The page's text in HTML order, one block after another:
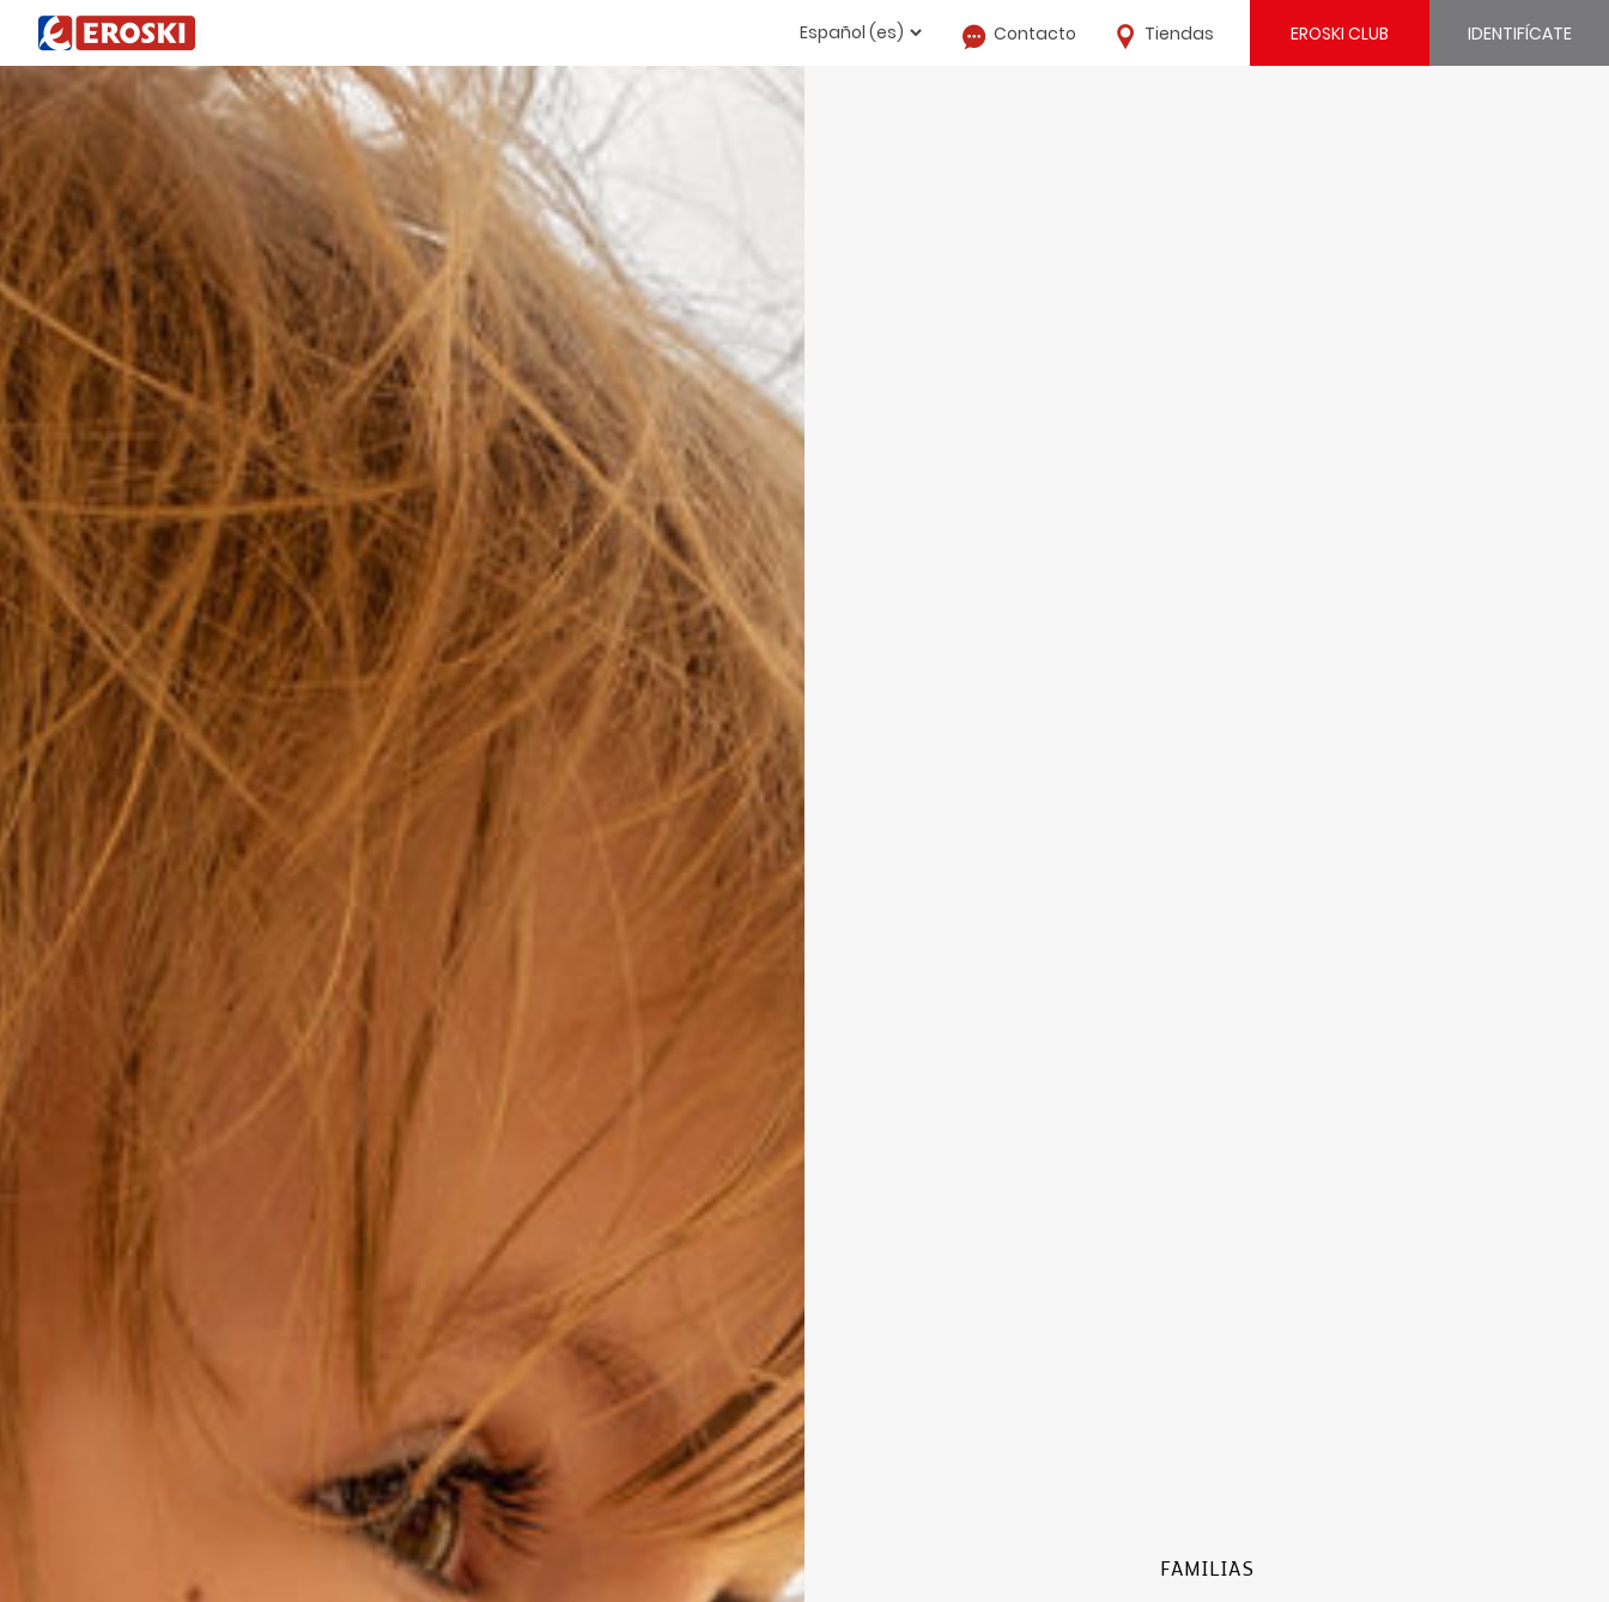
Contacto Tiendas EROSKI CLUB IDENTIFÍCATE
FAMILIAS